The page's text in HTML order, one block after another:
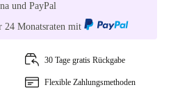
und PayPal
24 Monatsraten mit
30 Tage gratis Rückgabe
Flexible Zahlungsmethoden